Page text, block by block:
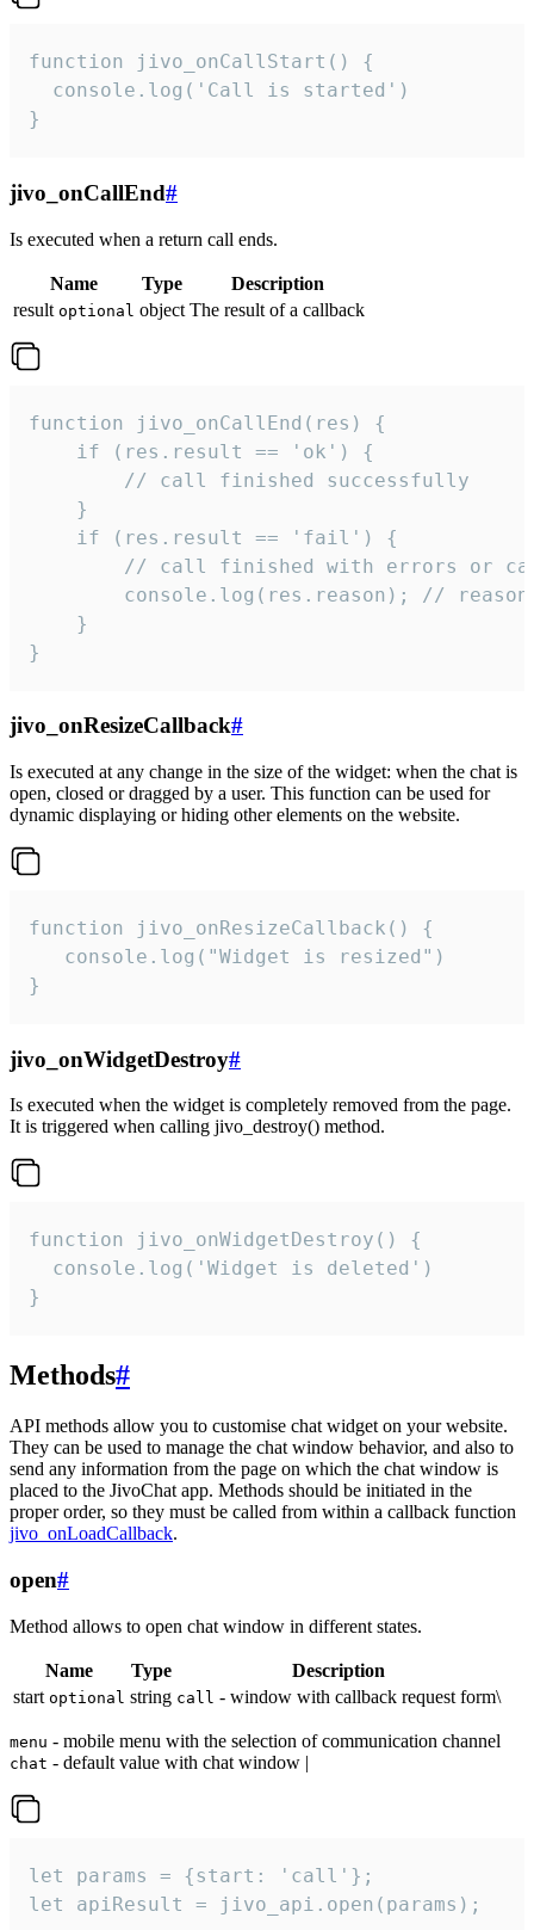
function jivo_onCallStart() {
  console.log('Call is started')
}
jivo_onCallEnd#
Is executed when a return call ends.
Name Type
Description
result optional object The result of a callback
function jivo_onCallEnd(res) {
    if (res.result == 'ok') {
        // call finished successfully
    }
    if (res.result == 'fail') {
// call finished with errors or
console.log(res.reason); //
    }
}
jivo_onResizeCallback#
Is executed at any change in the size of the widget: when the chat is
open, closed or dragged by a user. This function can be used for
dynamic displaying or hiding other elements on the website.
function jivo_onResizeCallback() {
   console.log("Widget is resized")
}
jivo_onWidgetDestroy#
Is executed when the widget is completely removed from the page.
It is triggered when calling jivo_destroy() method.
function jivo_onWidgetDestroy() {
  console.log('Widget is deleted')
}
Methods#
API methods allow you to customise chat widget on your website.
They can be used to manage the chat window behavior, and also to
send any information from the page on which the chat window is
placed to the JivoChat app. Methods should be initiated in the
proper order, so they must be called from within a callback function
jivo_onLoadCallback.
open#
Method allows to open chat window in different states.
Name Type
Description
start optional string call - window with callback request form\
menu - mobile menu with the selection of communication channel
chat - default value with chat window |
let params = {start: 'call'};
let apiResult = jivo_api.open(params);